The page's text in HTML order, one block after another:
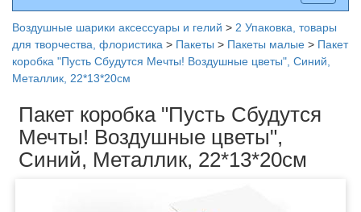
меню
Воздушные шарики аксессуары и гелий > 2 Упаковка, товары
для творчества, флористика > Пакеты > Пакеты малые > Пакет
коробка "Пусть Сбудутся Мечты! Воздушные цветы", Синий,
Металлик, 22*13*20см
Пакет коробка "Пусть Сбудутся
Мечты! Воздушные цветы",
Синий, Металлик, 22*13*20см